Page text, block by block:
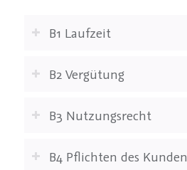
B1 Laufzeit
B2 Vergütung
B3 Nutzungsrecht
B4 Pflichten des Kunden